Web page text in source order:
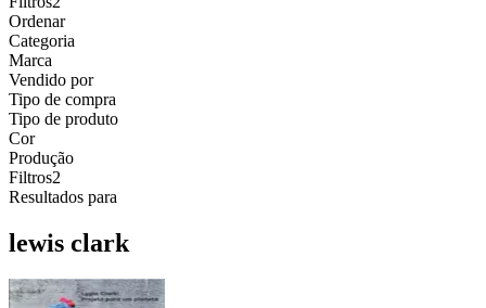
Ordenar
Categoria
Marca
Vendido por
Tipo de compra
Tipo de produto
Cor
Produção
Filtros2
Resultados para
lewis clark